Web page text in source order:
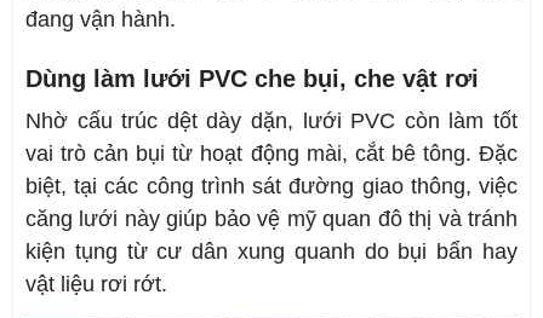
đang vận hành.
Dùng làm lưới PVC che bụi, che vật rơi
Nhờ cấu trúc dệt dày dặn, lưới PVC còn làm tốt
vai trò cản bụi từ hoạt động mài, cắt bê tông. Đặc
biệt, tại các công trình sát đường giao thông, việc
căng lưới này giúp bảo vệ mỹ quan đô thị và tránh
kiện tụng từ cư dân xung quanh do bụi bẩn hay
vật liệu rơi rớt.